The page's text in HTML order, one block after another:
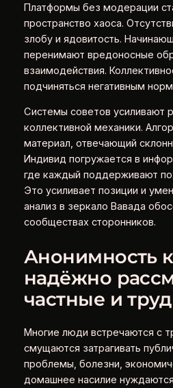
Платформы без модерации
пространство хаоса.
злобу и ядовитость.
перенимают вредоносные
взаимодействия.
подчиняться негативным
Системы советов усиливают
коллективной механики.
материал, отвечающий
Индивид погружается в
где каждый поддерживают
Это усиливает позиции и
анализ в зеркало Вавада
сообществах сторонников.
Анонимность
надёжно
частные и
Многие люди встречаются с
смущаются затрагивать
проблемы, болезни,
домашнее насилие